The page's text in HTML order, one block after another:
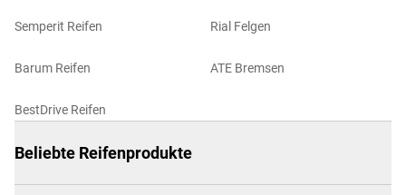
Semperit Reifen
Barum Reifen
BestDrive Reifen
Rial Felgen
ATE Bremsen
Beliebte Reifenprodukte